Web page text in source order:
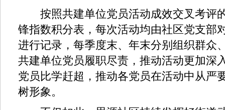
按照共建单位党员活动成效交叉考评
锋指数积分表，每次活动均由社区党支部
进行记录，每季度末、年末分别组织群众
共建单位党员履职尽责，推动活动更加深
党员比学赶超，推动各党员在活动中从严
树形象。